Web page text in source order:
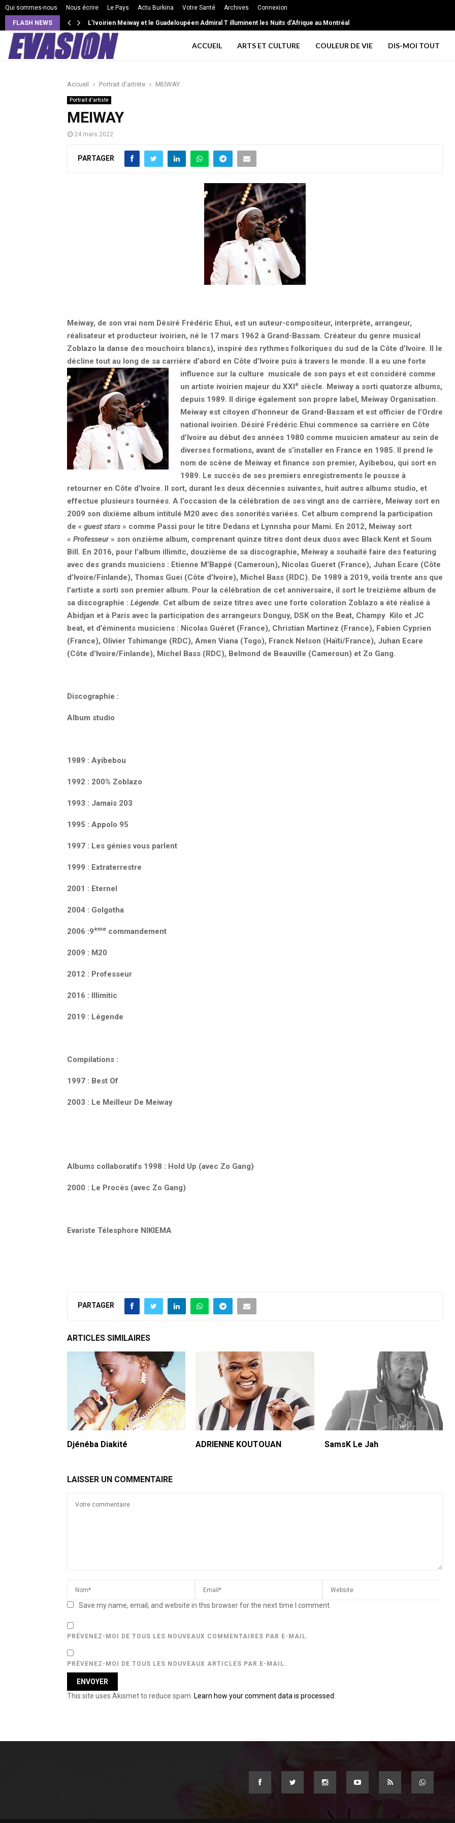
Qui sommes-nous Nous écrire Le Pays Actu Burkina Votre Santé Archives Connexion
FLASH NEWS L’Ivoirien Meiway et le Guadeloupéen Admiral T illuminent les Nuits d’Afrique au Montréal
ACCUEIL ARTS ET CULTURE COULEUR DE VIE DIS-MOI TOUT
Accueil Portrait d'artiste MEIWAY
Portrait d'artiste
MEIWAY
24 mars 2022
PARTAGER
Meiway, de son vrai nom Désiré Frédéric Ehui, est un auteur-compositeur, interprète, arrangeur,
réalisateur et producteur ivoirien, né le 17 mars 1962 à Grand-Bassam. Créateur du genre musical
Zoblazo la danse des mouchoirs blancs), inspiré des rythmes folkoriques du sud de la Côte d’Ivoire. Il le
décline tout au long de sa carrière d’abord en Côte d’Ivoire puis à travers le monde. Il a eu une forte
influence sur la culture musicale de son pays et est considéré comme
un artiste ivoirien majeur du XXIesiècle. Meiway a sorti quatorze albums,
depuis 1989. Il dirige également son propre label, Meiway Organisation.
Meiway est citoyen d’honneur de Grand-Bassam et est officier de l’Ordre
national ivoirien. Désiré Frédéric Ehui commence sa carrière en Côte
d’Ivoire au début des années 1980 comme musicien amateur au sein de
diverses formations, avant de s’installer en France en 1985. Il prend le
nom de scène de Meiway et finance son premier, Ayibebou, qui sort en
1989. Le succès de ses premiers enregistrements le pousse à
retourner en Côte d’Ivoire. Il sort, durant les deux décennies suivantes, huit autres albums studio, et
effectue plusieurs tournées. A l’occasion de la célébration de ses vingt ans de carrière, Meiway sort en
2009 son dixième album intitulé M20 avec des sonorités variées. Cet album comprend la participation
de « guest stars » comme Passi pour le titre Dedans et Lynnsha pour Mami. En 2012, Meiway sort
« Professeur » son onzième album, comprenant quinze titres dont deux duos avec Black Kent et Soum
Bill. En 2016, pour l’album illimitc, douzième de sa discographie, Meiway a souhaité faire des featuring
avec des grands musiciens : Etienne M’Bappé (Cameroun), Nicolas Gueret (France), Juhan Ecare (Côte
d’Ivoire/Finlande), Thomas Guei (Côte d’Ivoire), Michel Bass (RDC). De 1989 à 2019, voilà trente ans que
l’artiste a sorti son premier album. Pour la célébration de cet anniversaire, il sort le treizième album de
sa discographie : Légende. Cet album de seize titres avec une forte coloration Zoblazo a été réalisé à
Abidjan et à Paris avec la participation des arrangeurs Donguy, DSK on the Beat, Champy Kilo et JC
beat, et d’éminents musiciens : Nicolas Guéret (France), Christian Martinez (France), Fabien Cyprien
(France), Olivier Tshimange (RDC), Amen Viana (Togo), Franck Nelson (Haïti/France), Juhan Ecare
(Côte d’Ivoire/Finlande), Michel Bass (RDC), Belmond de Beauville (Cameroun) et Zo Gang.
Discographie :
Album studio
1989 : Ayibebou
1992 : 200% Zoblazo
1993 : Jamais 203
1995 : Appolo 95
1997 : Les génies vous parlent
1999 : Extraterrestre
2001 : Eternel
2004 : Golgotha
2006 :9ème commandement
2009 : M20
2012 : Professeur
2016 : Illimitic
2019 : Légende
Compilations :
1997 : Best Of
2003 : Le Meilleur De Meiway
Albums collaboratifs 1998 : Hold Up (avec Zo Gang)
2000 : Le Procès (avec Zo Gang)
Evariste Télesphore NIKIEMA
PARTAGER
ARTICLES SIMILAIRES
Djénéba Diakité ADRIENNE KOUTOUAN SamsK Le Jah
LAISSER UN COMMENTAIRE
Save my name, email, and website in this browser for the next time I comment.
PRÉVENEZ-MOI DE TOUS LES NOUVEAUX COMMENTAIRES PAR E-MAIL.
PRÉVENEZ-MOI DE TOUS LES NOUVEAUX ARTICLES PAR E-MAIL.
This site uses Akismet to reduce spam. Learn how your comment data is processed.